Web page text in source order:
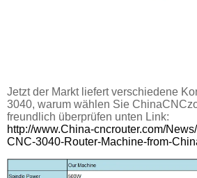
Jetzt der Markt liefert verschiedene
3040, warum wählen Sie
freundlich überprüfen unten Link:
http://www.China-cncrouter.com/
CNC-3040-Router-Machine-from-